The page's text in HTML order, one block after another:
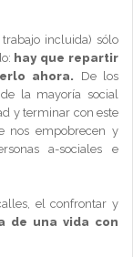
incluida) sólo
hay que repartir
ahora. De los
la mayoría social
y terminar con este
nos empobrecen y
a-sociales e
el confrontar y
de una vida con